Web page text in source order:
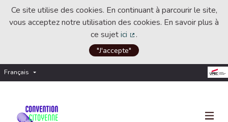
Ce site utilise des cookies. En continuant à parcourir le site,
vous acceptez notre utilisation des cookies. En savoir plus à
ce sujetici
(Lien externe)
.
"J'accepte"
Français Choisir la langue